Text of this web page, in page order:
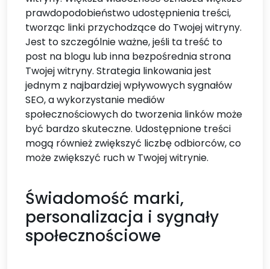
prawdopodobieństwo udostępnienia treści,
tworząc linki przychodzące do Twojej witryny.
Jest to szczególnie ważne, jeśli ta treść to
post na blogu lub inna bezpośrednia strona
Twojej witryny. Strategia linkowania jest
jednym z najbardziej wpływowych sygnałów
SEO, a wykorzystanie mediów
społecznościowych do tworzenia linków może
być bardzo skuteczne. Udostępnione treści
mogą również zwiększyć liczbę odbiorców, co
może zwiększyć ruch w Twojej witrynie.
​Świadomość marki,
personalizacja i sygnały
społecznościowe